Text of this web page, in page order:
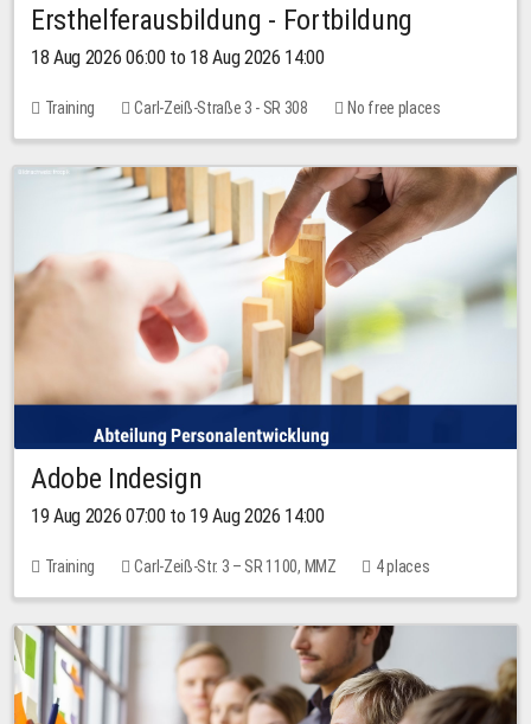
Ersthelferausbildung - Fortbildung
18 Aug 2026 06:00 to 18 Aug 2026 14:00
Training Carl-Zeiß-Straße 3 - SR 308 No free places
Adobe Indesign
19 Aug 2026 07:00 to 19 Aug 2026 14:00
Training Carl-Zeiß-Str. 3 – SR 1100, MMZ 4 places